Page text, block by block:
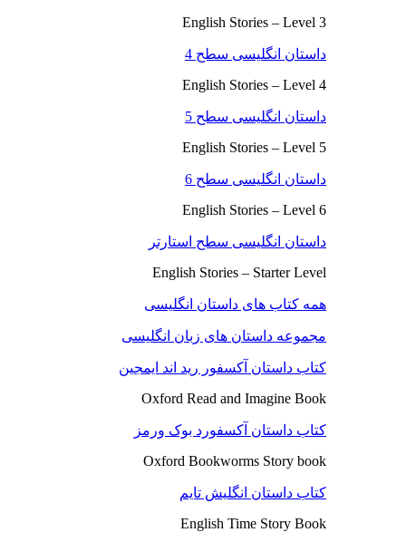
English Stories – Level 3
داستان انگلیسی سطح 4
English Stories – Level 4
داستان انگلیسی سطح 5
English Stories – Level 5
داستان انگلیسی سطح 6
English Stories – Level 6
داستان انگلیسی سطح استارتر
English Stories – Starter Level
همه کتاب های داستان انگلیسی
مجموعه داستان های زبان انگلیسی
کتاب داستان آکسفور رید اند ایمجین
Oxford Read and Imagine Book
کتاب داستان آکسفورد بوک ورمز
Oxford Bookworms Story book
کتاب داستان انگلیش تایم
English Time Story Book